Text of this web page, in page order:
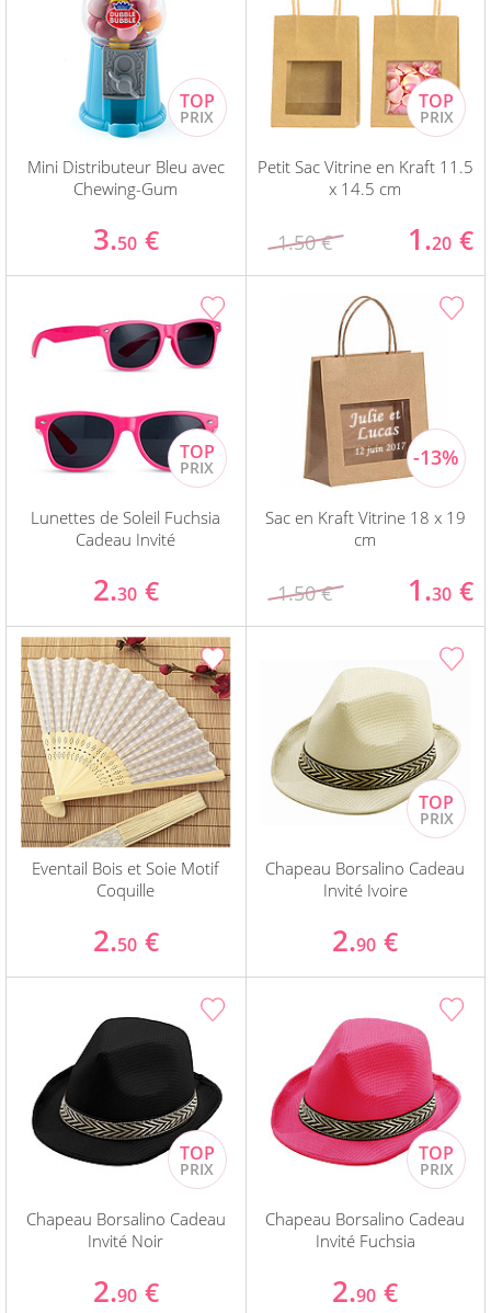
Mini Distributeur Bleu avec
Chewing-Gum
3.50 €
Petit Sac Vitrine en Kraft 11.5
x 14.5 cm
1.50 € 1.20 €
Lunettes de Soleil Fuchsia
Cadeau Invité
2.30 €
Sac en Kraft Vitrine 18 x 19
cm
1.50 € 1.30 €
Eventail Bois et Soie Motif
Coquille
2.50 €
Chapeau Borsalino Cadeau
Invité Ivoire
2.90 €
Chapeau Borsalino Cadeau
Invité Noir
2.90 €
Chapeau Borsalino Cadeau
Invité Fuchsia
2.90 €